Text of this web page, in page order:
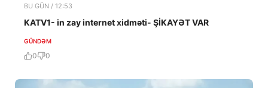
BU GÜN / 12:53
KATV1- in zay internet xidməti- ŞİKAYƏT VAR
GÜNDƏM
0 0